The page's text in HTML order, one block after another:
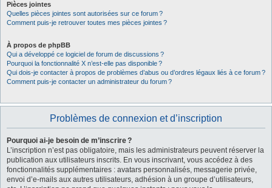
Pièces jointes
Quelles pièces jointes sont autorisées sur ce forum ?
Comment puis-je retrouver toutes mes pièces jointes ?
À propos de phpBB
Qui a développé ce logiciel de forum de discussions ?
Pourquoi la fonctionnalité X n’est-elle pas disponible ?
Qui dois-je contacter à propos de problèmes d’abus ou d’ordres légaux liés à ce forum ?
Comment puis-je contacter un administrateur du forum ?
Problèmes de connexion et d’inscription
Pourquoi ai-je besoin de m’inscrire ?
L’inscription n’est pas obligatoire, mais les administrateurs peuvent réserver la
publication aux utilisateurs inscrits. En vous inscrivant, vous accédez à des
fonctionnalités supplémentaires : avatars personnalisés, messagerie privée,
envoi d’e-mails aux autres utilisateurs, adhésion à un groupe d’utilisateurs,